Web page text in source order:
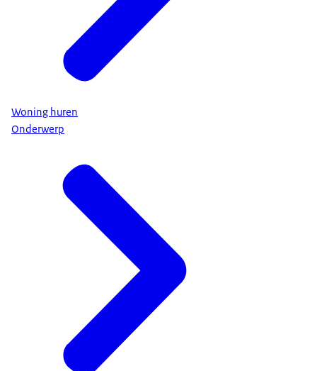
Woning huren
Onderwerp